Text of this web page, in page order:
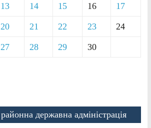
13 14 15 16 17
20 21 22 23 24
27 28 29 30
державна адміністрація